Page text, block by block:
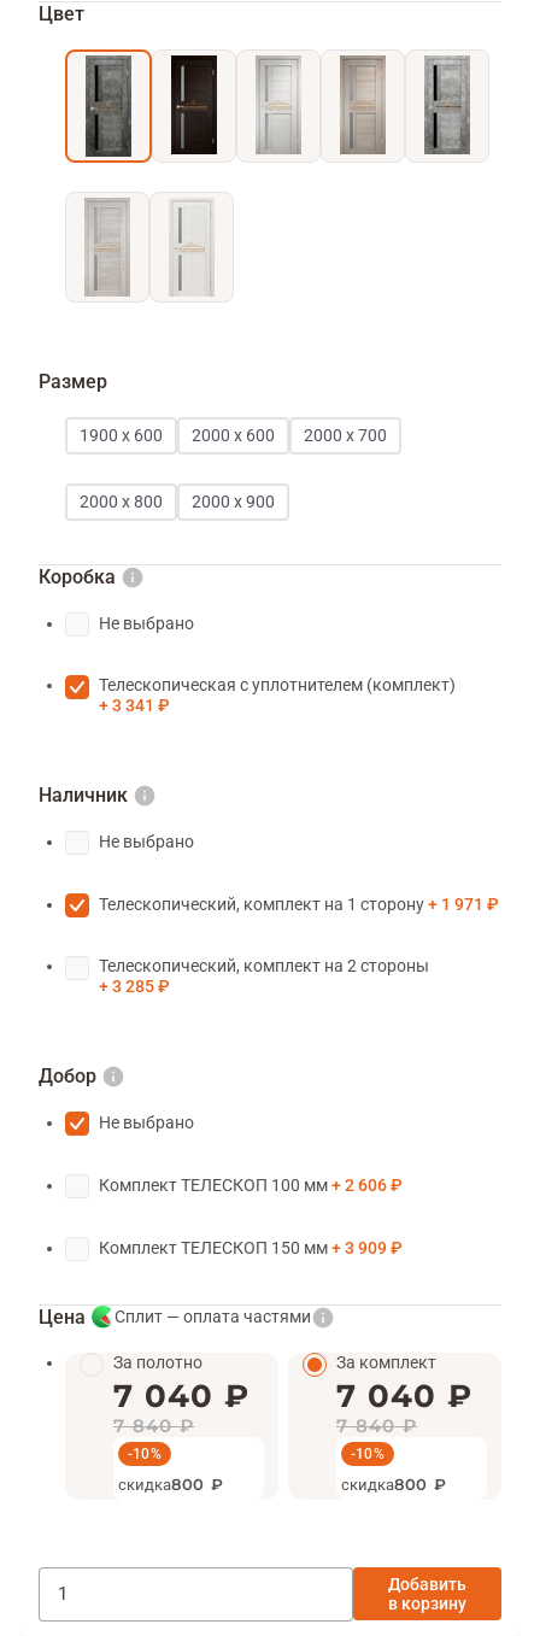
Цвет
Размер
1900 х 600 2000 х 600 2000 х 700
2000 х 800 2000 х 900
Коробка
Не выбрано
Телескопическая с уплотнителем (комплект)
3 341 ₽
Наличник
Не выбрано
Телескопический, комплект на 1 сторону 1 971 ₽
Телескопический, комплект на 2 стороны
3 285 ₽
Добор
Не выбрано
Комплект ТЕЛЕСКОП 100 мм 2 606 ₽
Комплект ТЕЛЕСКОП 150 мм 3 909 ₽
Цена Сплит — оплата частями
За полотно
7 040 ₽
7 840 ₽
-10%
скидка800 ₽
За комплект
7 040 ₽
7 840 ₽
-10%
скидка800 ₽
Добавить
в корзину